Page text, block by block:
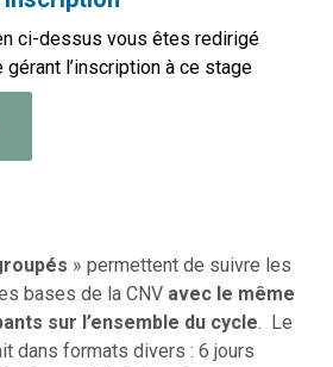
ci-dessus vous êtes redirigé
l’inscription à ce stage
» permettent de suivre les
bases de la CNV avec le même
sur l’ensemble du cycle. Le
dans formats divers : 6 jours